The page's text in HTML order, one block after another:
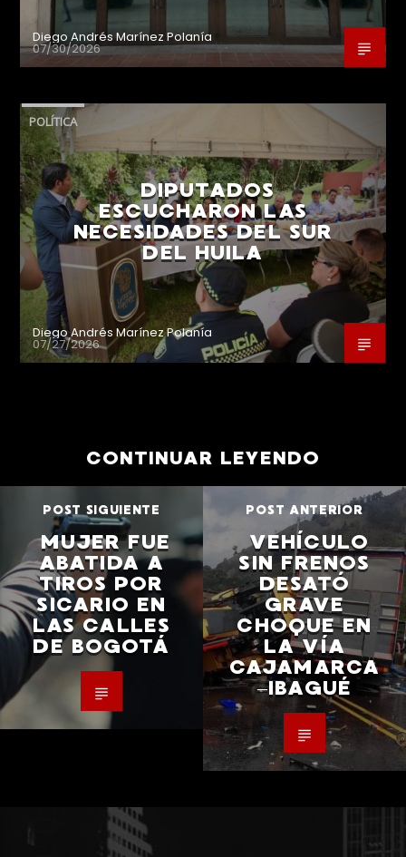
Diego Andrés Marínez Polanía
07/30/2026
POLÍTICA
DIPUTADOS
ESCUCHARON LAS
NECESIDADES DEL SUR
DEL HUILA
Diego Andrés Marínez Polanía
07/27/2026
CONTINUAR LEYENDO
POST SIGUIENTE
MUJER FUE
ABATIDA A
TIROS POR
SICARIO EN
LAS CALLES
DE BOGOTÁ
POST ANTERIOR
VEHÍCULO
SIN FRENOS
DESATÓ
GRAVE
CHOQUE EN
LA VÍA
CAJAMARCA
–IBAGUÉ